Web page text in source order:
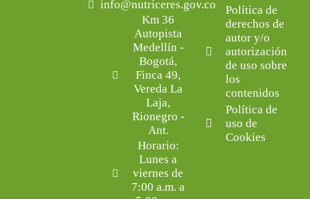
info@nutriceres.gov.co
Km 36
Autopista
Medellín -
Bogotá,
Finca 49,
Vereda La
Laja,
Rionegro -
Ant.
Horario:
Lunes a
viernes de
7:00 a.m. a
Política de
derechos de
autor y/o
autorización
de uso sobre
los
contenidos
Política de
uso de
Cookies